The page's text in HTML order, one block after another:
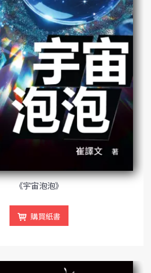
《宇宙泡泡》
購買紙書